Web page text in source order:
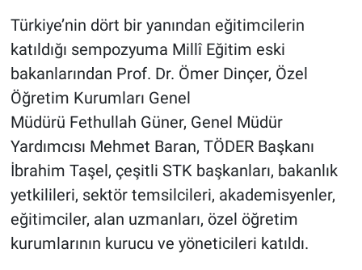
Türkiye’nin dört bir yanından eğitimcilerin
katıldığı sempozyuma Millî Eğitim eski
bakanlarından Prof. Dr. Ömer Dinçer, Özel
Öğretim Kurumları Genel
Müdürü Fethullah Güner, Genel Müdür
Yardımcısı Mehmet Baran, TÖDER Başkanı
İbrahim Taşel, çeşitli STK başkanları, bakanlık
yetkilileri, sektör temsilcileri, akademisyenler,
eğitimciler, alan uzmanları, özel öğretim
kurumlarının kurucu ve yöneticileri katıldı.